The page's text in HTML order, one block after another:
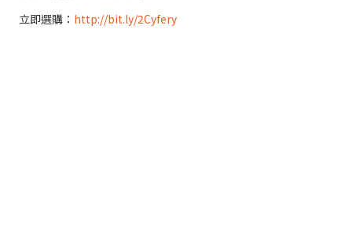
立即選購： http://bit.ly/2Cyfery